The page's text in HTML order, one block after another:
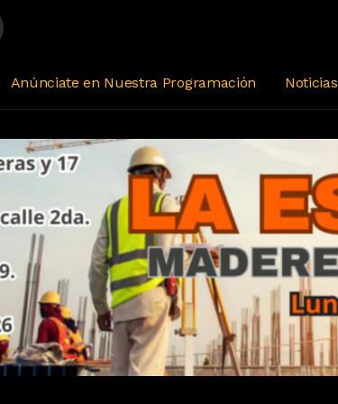
Anúnciate en Nuestra Programación Noticias